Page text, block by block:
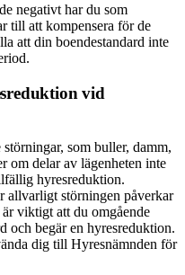
negativt har du som
till att kompensera för de
att din boendestandard inte
vid
som buller, damm,
om delar av lägenheten inte
hyresreduktion.
allvarligt störningen påverkar
viktigt att du omgående
och begär en hyresreduktion.
dig till Hyresnämnden för